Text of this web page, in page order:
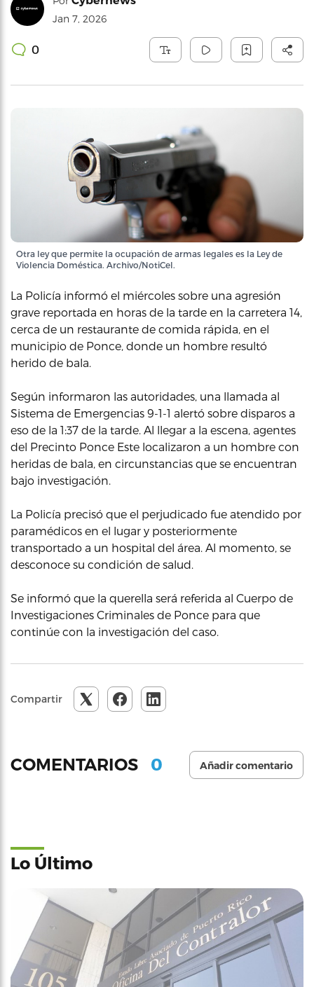
Jan 7, 2026
0
Otra ley que permite la ocupación de armas legales es la Ley de
Violencia Doméstica. Archivo/NotiCel.
La Policía informó el miércoles sobre una agresión
grave reportada en horas de la tarde en la carretera 14,
cerca de un restaurante de comida rápida, en el
municipio de Ponce, donde un hombre resultó
herido de bala.
Según informaron las autoridades, una llamada al
Sistema de Emergencias 9-1-1 alertó sobre disparos a
eso de la 1:37 de la tarde. Al llegar a la escena, agentes
del Precinto Ponce Este localizaron a un hombre con
heridas de bala, en circunstancias que se encuentran
bajo investigación.
La Policía precisó que el perjudicado fue atendido por
paramédicos en el lugar y posteriormente
transportado a un hospital del área. Al momento, se
desconoce su condición de salud.
Se informó que la querella será referida al Cuerpo de
Investigaciones Criminales de Ponce para que
continúe con la investigación del caso.
Compartir
COMENTARIOS 0 Añadir comentario
Lo Último